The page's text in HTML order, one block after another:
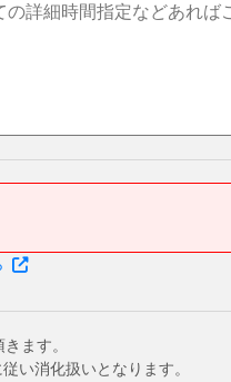
ます。
い消化扱いとなります。